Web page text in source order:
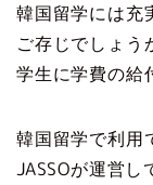
韓国留学には充
ご存じでしょう
学生に学費の給
韓国留学で利用
JASSOが運営